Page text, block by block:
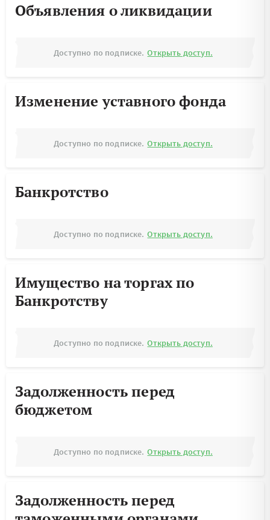
Объявления о ликвидации
Доступно по подписке. Открыть доступ.
Изменение уставного фонда
Доступно по подписке. Открыть доступ.
Банкротство
Доступно по подписке. Открыть доступ.
Имущество на торгах по
Банкротству
Доступно по подписке. Открыть доступ.
Задолженность перед
бюджетом
Доступно по подписке. Открыть доступ.
Задолженность перед